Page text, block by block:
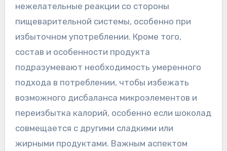
нежелательные реакции со стороны
пищеварительной системы, особенно при
избыточном употреблении. Кроме того,
состав и особенности продукта
подразумевают необходимость умеренного
подхода в потреблении, чтобы избежать
возможного дисбаланса микроэлементов и
переизбытка калорий, особенно если шоколад
совмещается с другими сладкими или
жирными продуктами. Важным аспектом